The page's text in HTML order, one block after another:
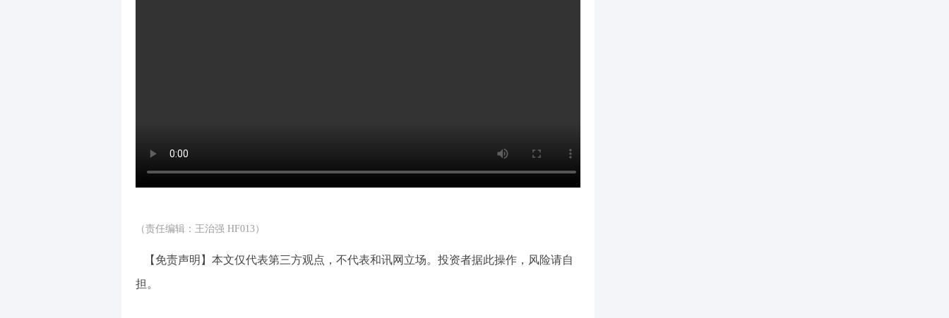
（责任编辑：王治强 HF013）
【免责声明】本文仅代表第三方观点，不代表和讯网立场。投资者据此操作，风险请自
担。